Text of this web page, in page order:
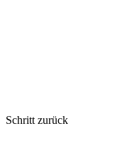
Schritt zurück